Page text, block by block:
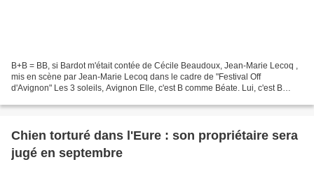
B+B = BB, si Bardot m'était contée de Cécile Beaudoux, Jean-Marie Lecoq ,
mis en scène par Jean-Marie Lecoq dans le cadre de "Festival Off
d'Avignon" Les 3 soleils, Avignon Elle, c'est B comme Béate. Lui, c'est B
Chien torturé dans l'Eure : son propriétaire sera
jugé en septembre